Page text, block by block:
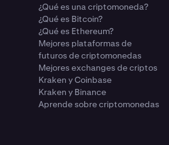
¿Qué es una criptomoneda?
¿Qué es Bitcoin?
¿Qué es Ethereum?
Mejores plataformas de
futuros de criptomonedas
Mejores exchanges de criptos
Kraken y Coinbase
Kraken y Binance
Aprende sobre criptomonedas